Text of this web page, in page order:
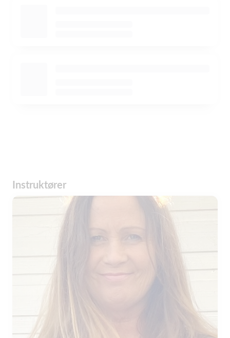
Instruktører